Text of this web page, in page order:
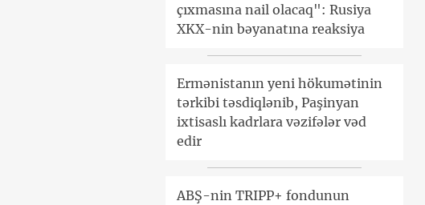
çıxmasına nail olacaq": Rusiya
XKX-nin bəyanatına reaksiya
Ermənistanın yeni hökumətinin
tərkibi təsdiqlənib, Paşinyan
ixtisaslı kadrlara vəzifələr vəd
edir
ABŞ-nin TRIPP+ fondunun